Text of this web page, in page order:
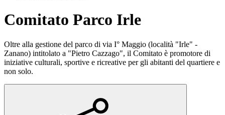
Comitato Parco Irle
Oltre alla gestione del parco di via I° Maggio (località "Irle" -
Zanano) intitolato a "Pietro Cazzago", il Comitato è promotore di
iniziative culturali, sportive e ricreative per gli abitanti del quartiere e
non solo.